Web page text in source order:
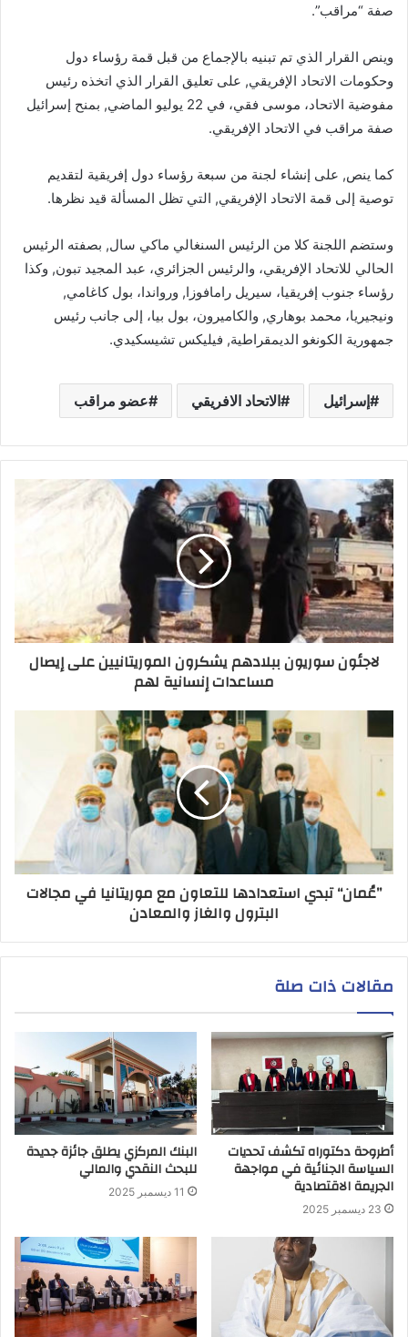
صفة “مراقب”.
وينص القرار الذي تم تبنيه بالإجماع من قبل قمة رؤساء دول
وحكومات الاتحاد الإفريقي, على تعليق القرار الذي اتخذه رئيس
مفوضية الاتحاد، موسى فقي، في 22 يوليو الماضي, بمنح إسرائيل
صفة مراقب في الاتحاد الإفريقي.
كما ينص, على إنشاء لجنة من سبعة رؤساء دول إفريقية لتقديم
توصية إلى قمة الاتحاد الإفريقي, التي تظل المسألة قيد نظرها.
وستضم اللجنة كلا من الرئيس السنغالي ماكي سال, بصفته الرئيس
الحالي للاتحاد الإفريقي، والرئيس الجزائري، عبد المجيد تبون, وكذا
رؤساء جنوب إفريقيا، سيريل رامافوزا, ورواندا، بول كاغامي,
ونيجيريا، محمد بوهاري, والكاميرون، بول بيا، إلى جانب رئيس
جمهورية الكونغو الديمقراطية, فيليكس تشيسكيدي.
إسرائيل الاتحاد الافريقي عضو مراقب
لاجئون سوريون ببلادهم يشكرون الموريتانيين على إيصال
مساعدات إنسانية لهم
”عُمان“ تبدي استعدادها للتعاون مع موريتانيا في مجالات
البترول والغاز والمعادن
مقالات ذات صلة
أطروحة دكتوراه تكشف تحديات
السياسة الجنائية في مواجهة
الجريمة الاقتصادية
23 ديسمبر 2025
البنك المركزي يطلق جائزة جديدة
للبحث النقدي والمالي
11 ديسمبر 2025